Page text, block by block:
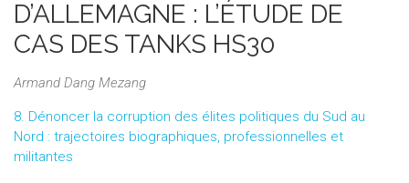
D’ALLEMAGNE : L’ÉTUDE DE
CAS DES TANKS HS30
Armand Dang Mezang
8. Dénoncer la corruption des élites politiques du Sud au
Nord : trajectoires biographiques, professionnelles et
militantes